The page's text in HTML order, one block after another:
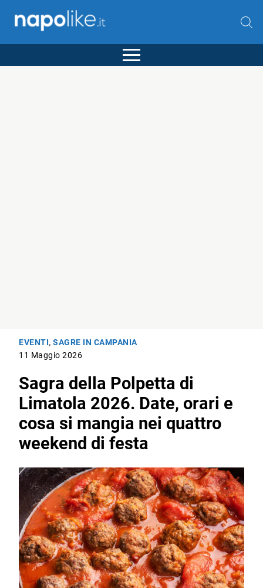
EVENTI,SAGRE IN CAMPANIA
11 Maggio 2026
Sagra della Polpetta di
Limatola 2026. Date, orari e
cosa si mangia nei quattro
weekend di festa